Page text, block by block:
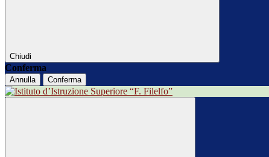
Chiudi
Conferma
Annulla Conferma